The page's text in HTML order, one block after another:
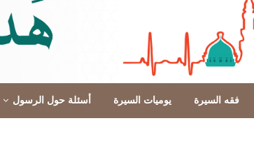
فقه السيرة يوميات السيرة أسئلة حول الرسول